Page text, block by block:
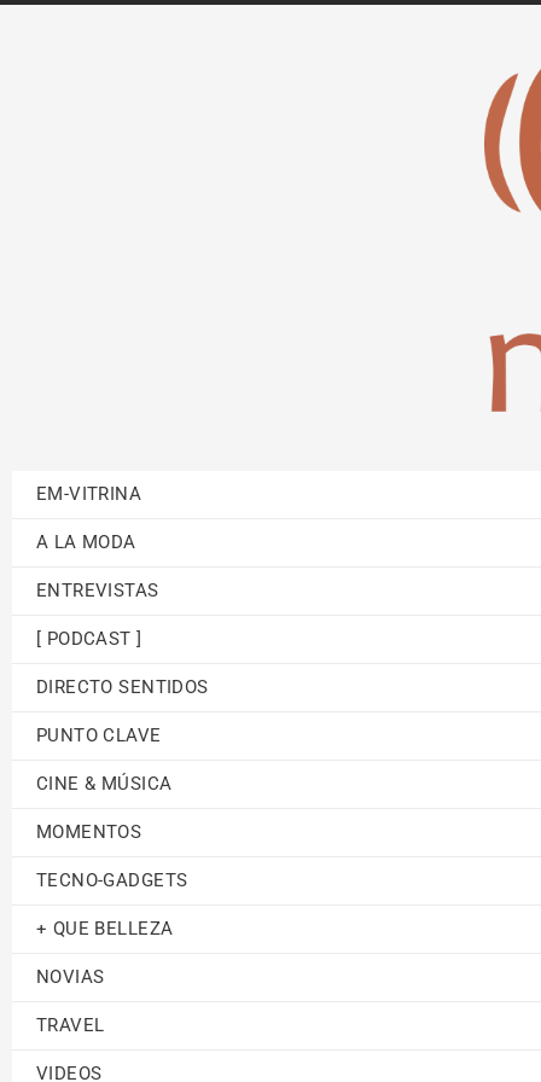
EM-VITRINA
A LA MODA
ENTREVISTAS
[ PODCAST ]
DIRECTO SENTIDOS
PUNTO CLAVE
CINE & MÚSICA
MOMENTOS
TECNO-GADGETS
+ QUE BELLEZA
NOVIAS
TRAVEL
VIDEOS